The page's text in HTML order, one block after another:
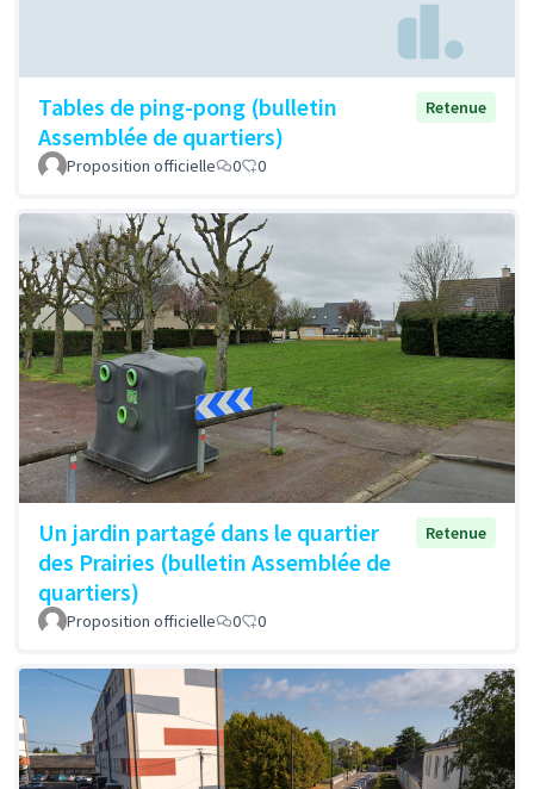
Tables de ping-pong (bulletin
Assemblée de quartiers)
Retenue
Proposition officielle 0 0
Un jardin partagé dans le quartier
des Prairies (bulletin Assemblée de
quartiers)
Retenue
Proposition officielle 0 0